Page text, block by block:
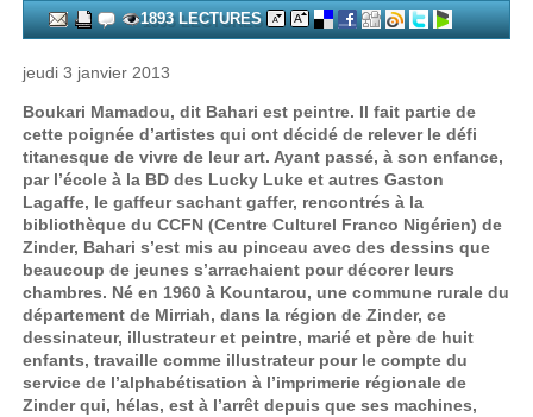
1893 LECTURES
jeudi 3 janvier 2013
Boukari Mamadou, dit Bahari est peintre. Il fait partie de
cette poignée d’artistes qui ont décidé de relever le défi
titanesque de vivre de leur art. Ayant passé, à son enfance,
par l’école à la BD des Lucky Luke et autres Gaston
Lagaffe, le gaffeur sachant gaffer, rencontrés à la
bibliothèque du CCFN (Centre Culturel Franco Nigérien) de
Zinder, Bahari s’est mis au pinceau avec des dessins que
beaucoup de jeunes s’arrachaient pour décorer leurs
chambres. Né en 1960 à Kountarou, une commune rurale du
département de Mirriah, dans la région de Zinder, ce
dessinateur, illustrateur et peintre, marié et père de huit
enfants, travaille comme illustrateur pour le compte du
service de l’alphabétisation à l’imprimerie régionale de
Zinder qui, hélas, est à l’arrêt depuis que ses machines,